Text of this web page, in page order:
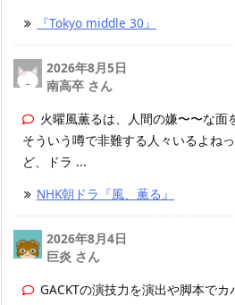
『Tokyo middle 30』
2026年8月5日
南高卒 さん
火曜風薫るは、人間の嫌〜〜な面
そういう噂で非難する人々いるよね
ど、ドラ ...
NHK朝ドラ『風、薫る』
2026年8月4日
巨炎 さん
GACKTの演技力を演出や脚本で